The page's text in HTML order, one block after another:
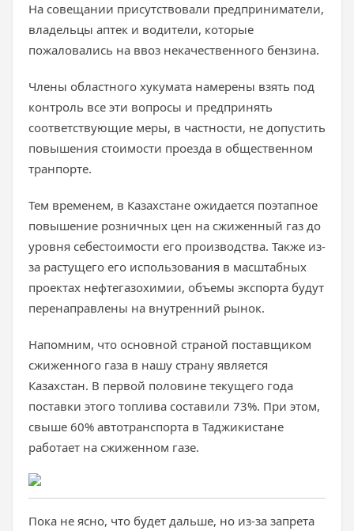
На совещании присутствовали предприниматели,
владельцы аптек и водители, которые
пожаловались на ввоз некачественного бензина.
Члены областного хукумата намерены взять под
контроль все эти вопросы и предпринять
соответствующие меры, в частности, не допустить
повышения стоимости проезда в общественном
транпорте.
Тем временем, в Казахстане ожидается поэтапное
повышение розничных цен на сжиженный газ до
уровня себестоимости его производства. Также из-
за растущего его использования в масштабных
проектах нефтегазохимии, объемы экспорта будут
перенаправлены на внутренний рынок.
Напомним, что основной страной поставщиком
сжиженного газа в нашу страну является
Казахстан. В первой половине текущего года
поставки этого топлива составили 73%. При этом,
свыше 60% автотранспорта в Таджикистане
работает на сжиженном газе.
Пока не ясно, что будет дальше, но из-за запрета